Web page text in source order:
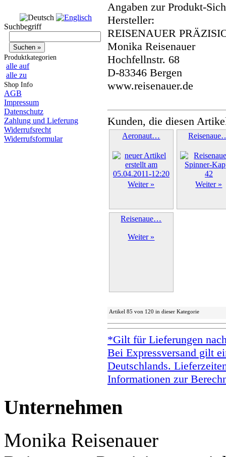
Suchbegriff
Produktkategorien
alle auf
alle zu
Shop Info
AGB
Impressum
Datenschutz
Zahlung und Lieferung
Widerrufsrecht
Widerrufsformular
Angaben zur Produkt-
Hersteller:
REISENAUER
Monika Reisenauer
Hochfellnstr. 68
D-83346 Bergen
www.reisenauer.de
Kunden, die diesen
Aeronaut…
Weiter » Weiter »
Reisenaue…
Weiter »
Artikel 85 von 120 in dieser Kategorie
*Gilt für Lieferungen
Bei Expressversand gilt
Deutschlands.
Informationen zur
Unternehmen
Monika Reisenauer